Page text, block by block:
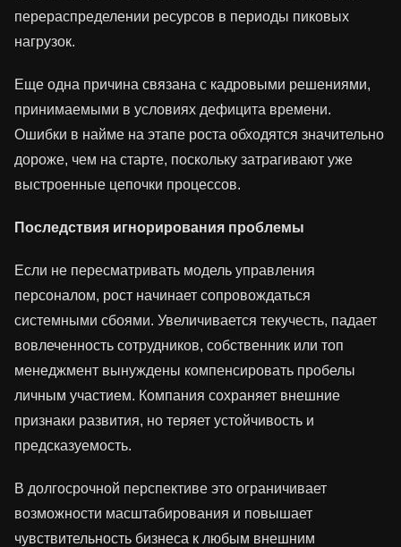
перераспределении ресурсов в периоды пиковых
нагрузок.
Еще одна причина связана с кадровыми решениями,
принимаемыми в условиях дефицита времени.
Ошибки в найме на этапе роста обходятся значительно
дороже, чем на старте, поскольку затрагивают уже
выстроенные цепочки процессов.
Последствия игнорирования проблемы
Если не пересматривать модель управления
персоналом, рост начинает сопровождаться
системными сбоями. Увеличивается текучесть, падает
вовлеченность сотрудников, собственник или топ
менеджмент вынуждены компенсировать пробелы
личным участием. Компания сохраняет внешние
признаки развития, но теряет устойчивость и
предсказуемость.
В долгосрочной перспективе это ограничивает
возможности масштабирования и повышает
чувствительность бизнеса к любым внешним